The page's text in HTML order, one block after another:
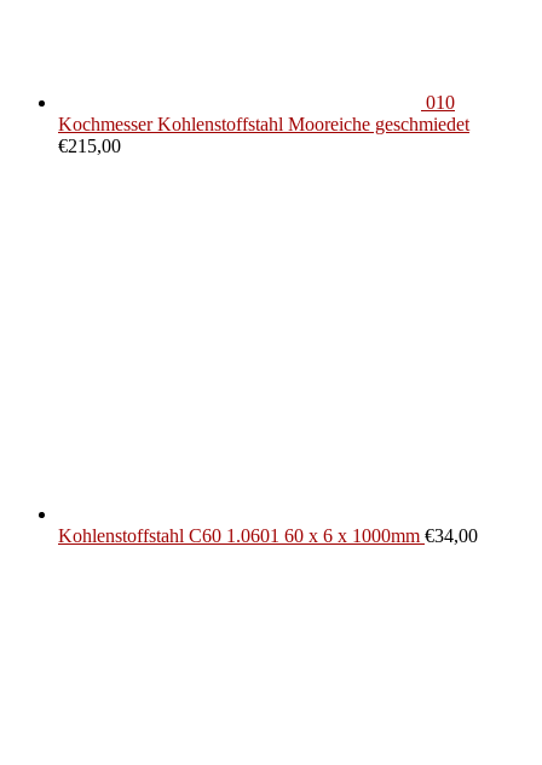
010
Kochmesser Kohlenstoffstahl Mooreiche geschmiedet
€215,00
Kohlenstoffstahl C60 1.0601 60 x 6 x 1000mm €34,00